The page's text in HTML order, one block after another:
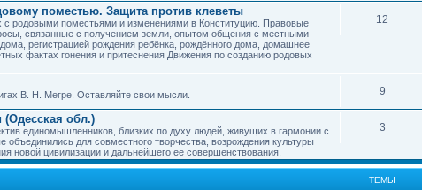
поместью. Защита против клеветы
с родовыми поместьями и изменениями в Конституцию. Правовые
связанные с получением земли, опытом общения с местными
регистрацией рождения ребёнка, рождённого дома, домашнее
фактах гонения и притеснения Движения по созданию родовых
12
В. Н. Мегре. Оставляйте свои мысли. 9
(Одесская обл.)
единомышленников, близких по духу людей, живущих в гармонии с
для совместного творчества, возрождения культуры
новой цивилизации и дальнейшего её совершенствования.
3
ТЕМЫ